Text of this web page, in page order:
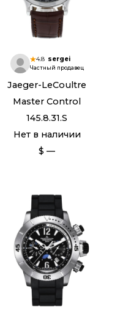
4.8 sergei
Частный продавец
Jaeger-LeCoultre
Master Control
145.8.31.S
Нет в наличии
$ —